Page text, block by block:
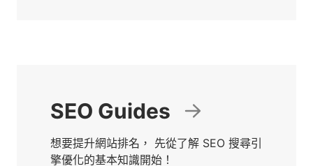
SEO Guides
想要提升網站排名， 先從了解 SEO 搜尋引
擎優化的基本知識開始！